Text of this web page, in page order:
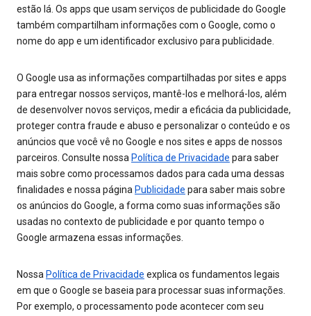
estão lá. Os apps que usam serviços de publicidade do Google
também compartilham informações com o Google, como o
nome do app e um identificador exclusivo para publicidade.
O Google usa as informações compartilhadas por sites e apps
para entregar nossos serviços, mantê-los e melhorá-los, além
de desenvolver novos serviços, medir a eficácia da publicidade,
proteger contra fraude e abuso e personalizar o conteúdo e os
anúncios que você vê no Google e nos sites e apps de nossos
parceiros. Consulte nossa Política de Privacidade para saber
mais sobre como processamos dados para cada uma dessas
finalidades e nossa página Publicidade para saber mais sobre
os anúncios do Google, a forma como suas informações são
usadas no contexto de publicidade e por quanto tempo o
Google armazena essas informações.
Nossa Política de Privacidade explica os fundamentos legais
em que o Google se baseia para processar suas informações.
Por exemplo, o processamento pode acontecer com seu